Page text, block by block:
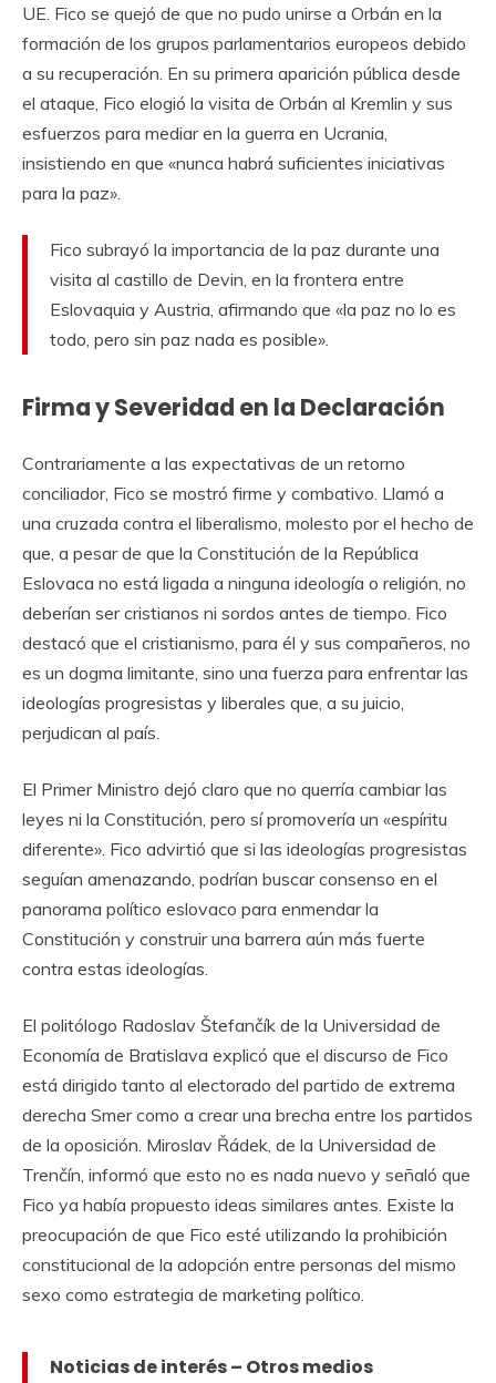
UE. Fico se quejó de que no pudo unirse a Orbán en la
formación de los grupos parlamentarios europeos debido
a su recuperación. En su primera aparición pública desde
el ataque, Fico elogió la visita de Orbán al Kremlin y sus
esfuerzos para mediar en la guerra en Ucrania,
insistiendo en que «nunca habrá suficientes iniciativas
para la paz».
Fico subrayó la importancia de la paz durante una
visita al castillo de Devin, en la frontera entre
Eslovaquia y Austria, afirmando que «la paz no lo es
todo, pero sin paz nada es posible».
Firma y Severidad en la Declaración
Contrariamente a las expectativas de un retorno
conciliador, Fico se mostró firme y combativo. Llamó a
una cruzada contra el liberalismo, molesto por el hecho de
que, a pesar de que la Constitución de la República
Eslovaca no está ligada a ninguna ideología o religión, no
deberían ser cristianos ni sordos antes de tiempo. Fico
destacó que el cristianismo, para él y sus compañeros, no
es un dogma limitante, sino una fuerza para enfrentar las
ideologías progresistas y liberales que, a su juicio,
perjudican al país.
El Primer Ministro dejó claro que no querría cambiar las
leyes ni la Constitución, pero sí promovería un «espíritu
diferente». Fico advirtió que si las ideologías progresistas
seguían amenazando, podrían buscar consenso en el
panorama político eslovaco para enmendar la
Constitución y construir una barrera aún más fuerte
contra estas ideologías.
El politólogo Radoslav Štefančík de la Universidad de
Economía de Bratislava explicó que el discurso de Fico
está dirigido tanto al electorado del partido de extrema
derecha Smer como a crear una brecha entre los partidos
de la oposición. Miroslav Řádek, de la Universidad de
Trenčín, informó que esto no es nada nuevo y señaló que
Fico ya había propuesto ideas similares antes. Existe la
preocupación de que Fico esté utilizando la prohibición
constitucional de la adopción entre personas del mismo
sexo como estrategia de marketing político.
Noticias de interés – Otros medios